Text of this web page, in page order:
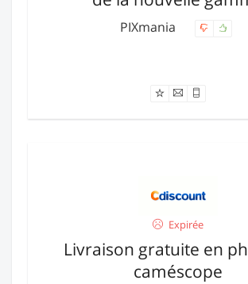
PIXmania
Expirée
Livraison gratuite en
caméscope